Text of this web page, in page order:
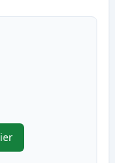
8 Brother LC223